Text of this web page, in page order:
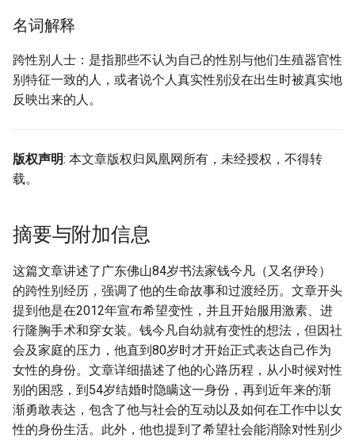
名词解释
跨性别人士：是指那些不认为自己的性别与他们生殖器官性
别特征一致的人，或者说个人真实性别没在出生时被真实地
反映出来的人。
版权声明: 本文章版权归凤凰网所有，未经授权，不得转
载。
摘要与附加信息
这篇文章讲述了广东佛山84岁书法家钱今凡（又名伊玲）
的跨性别经历，强调了他的生命故事和过渡经历。文章开头
提到他是在2012年宣布希望变性，并且开始服用激素、进
行隆胸手术和穿女装。钱今凡自幼就有变性的想法，但因社
会及家庭的压力，他直到80岁时才开始正式表达自己作为
女性的身份。文章详细描述了他的心路历程，从小时候对性
别的困惑，到54岁结婚时隐瞒这一身份，再到近年来的渐
渐勇敢表达，包含了他与社会的互动以及如何在工作中以女
性的身份生活。此外，他也提到了希望社会能消除对性别少